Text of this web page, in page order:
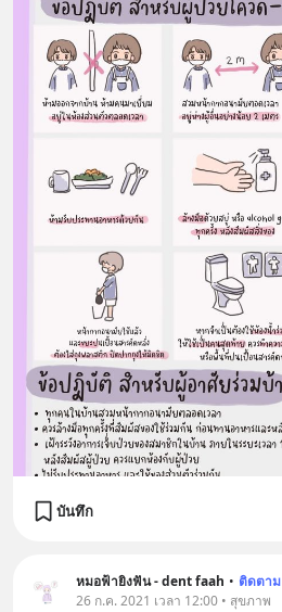
บันทึก
หมอฟ้ายิงฟัน - dent faah • ติดตาม
26 ก.ค. 2021 เวลา 12:00 • สุขภาพ